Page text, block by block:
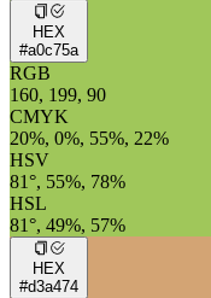
HEX
#a0c75a
RGB
160, 199, 90
CMYK
20%, 0%, 55%, 22%
HSV
81°, 55%, 78%
HSL
81°, 49%, 57%
HEX
#d3a474